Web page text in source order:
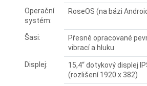
Operační
systém:
RoseOS (na bázi
Šasi:
Přesně opracované
vibrací a hluku
Displej:
15,4“ dotykový displej
(rozlišení 1920 x 382)